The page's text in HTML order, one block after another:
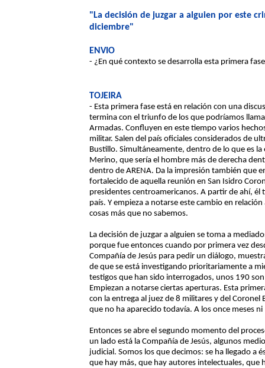
"La decisión de juzgar a alguien por este
diciembre"
ENVIO
- ¿En qué contexto se desarrolla esta primera
TOJEIRA
- Esta primera fase está en relación con una
termina con el triunfo de los que podríamos
Armadas. Confluyen en este tiempo varios
militar. Salen del país oficiales considerados de
Bustillo. Simultáneamente, dentro de lo que es
Merino, que sería el hombre más de derecha
dentro de ARENA. Da la impresión también que
fortalecido de aquella reunión en San Isidro
presidentes centroamericanos. A partir de ahí,
país. Y empieza a notarse este cambio en
cosas más que no sabemos.
La decisión de juzgar a alguien se toma a
porque fue entonces cuando por primera vez
Compañía de Jesús para pedir un diálogo,
de que se está investigando prioritariamente a
testigos que han sido interrogados, unos 190
Empiezan a notarse ciertas aperturas. Esta
con la entrega al juez de 8 militares y del
que no ha aparecido todavía. A los once meses
Entonces se abre el segundo momento del
un lado está la Compañía de Jesús, algunos
judicial. Somos los que decimos: se ha llegado a
que hay más, que hay autores intelectuales,